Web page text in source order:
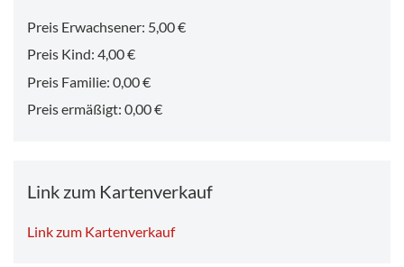
Preis Erwachsener: 5,00 €
Preis Kind: 4,00 €
Preis Familie: 0,00 €
Preis ermäßigt: 0,00 €
Link zum Kartenverkauf
Link zum Kartenverkauf